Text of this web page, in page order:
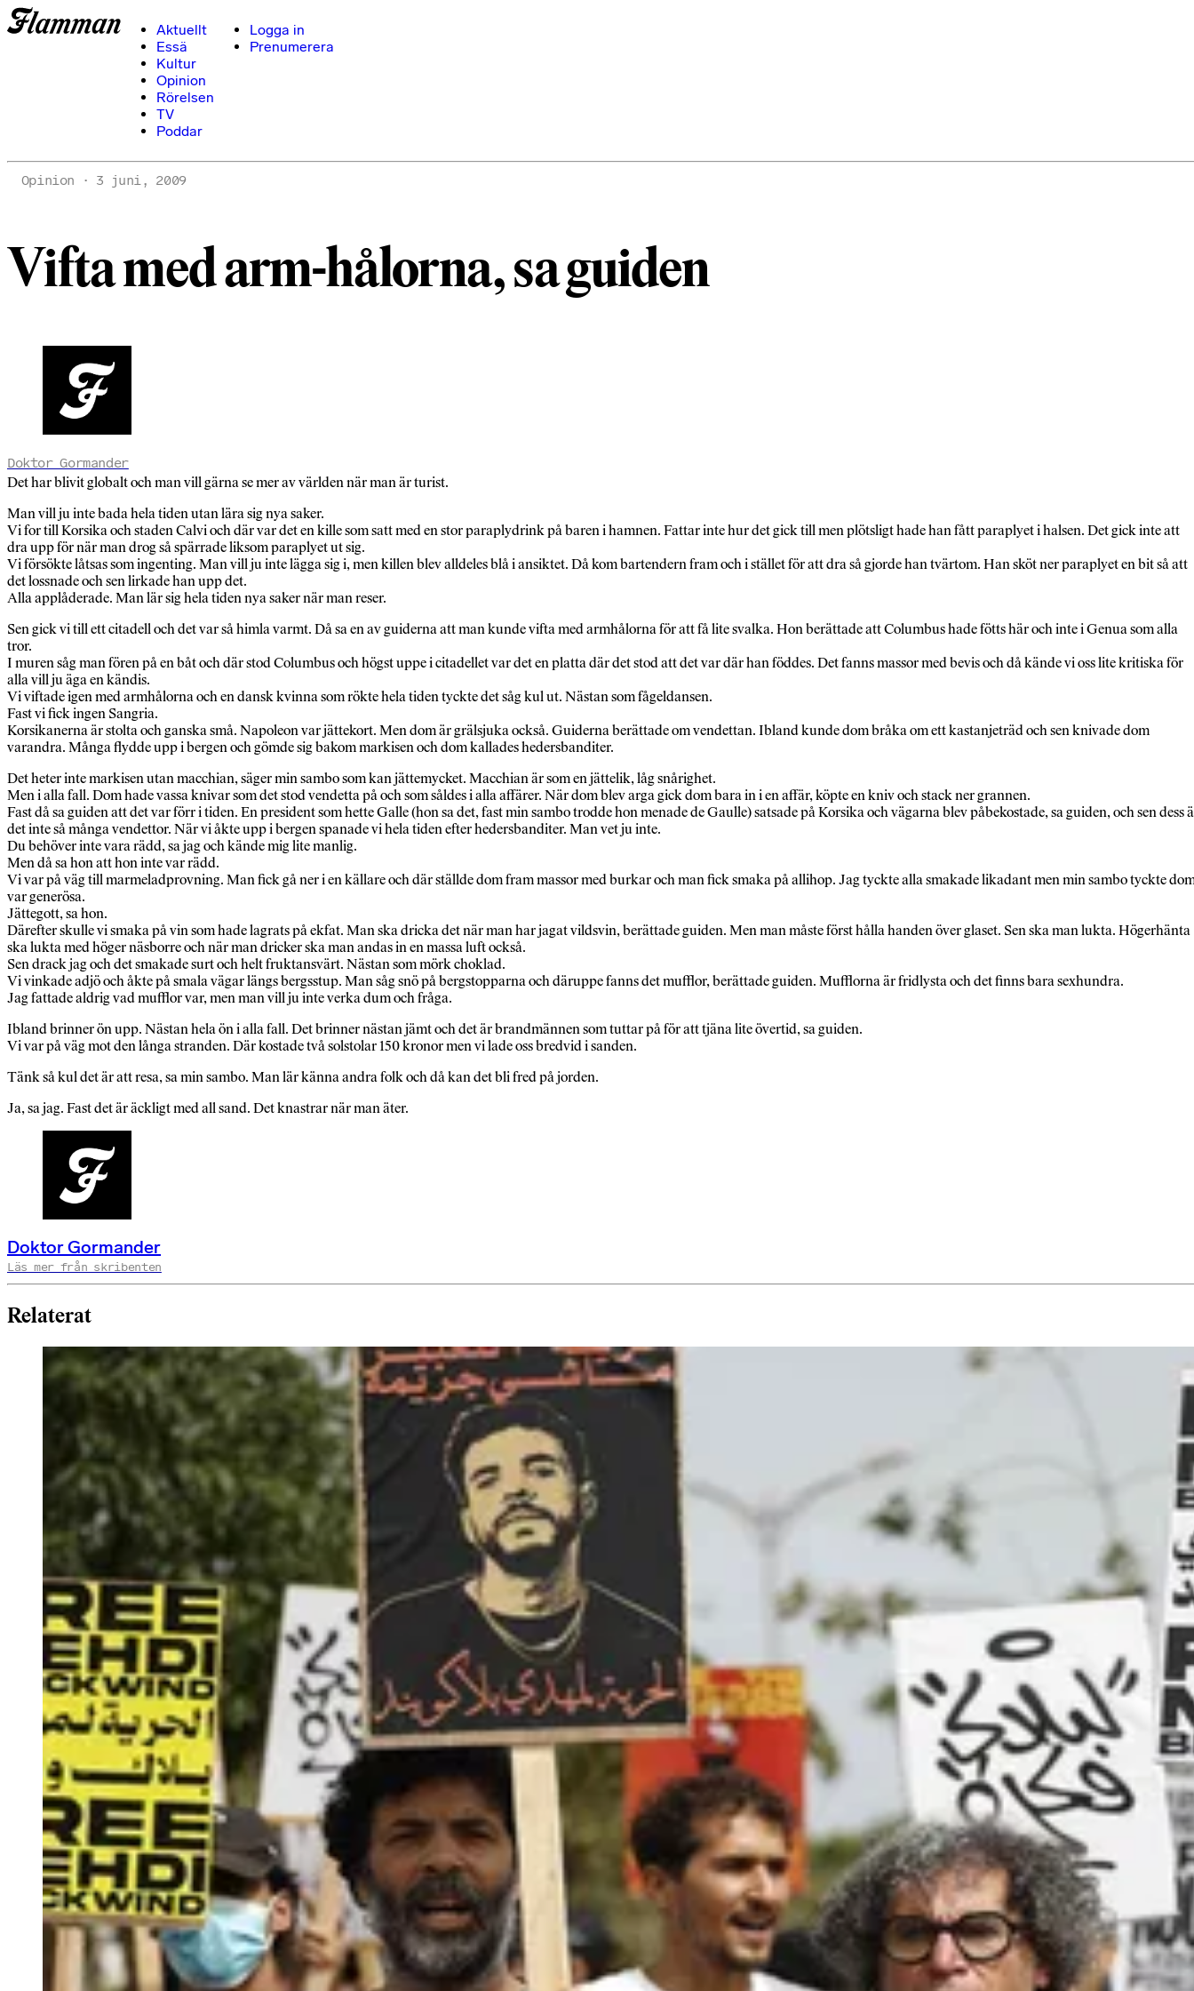
Aktuellt
Essä
Kultur
Opinion
Rörelsen
TV
Poddar
Logga in
Prenumerera
Opinion 3 juni, 2009
Vifta med arm-hålorna, sa guiden
Doktor Gormander
Det har blivit globalt och man vill gärna se mer av världen när man är turist.
Man vill ju inte bada hela tiden utan lära sig nya saker.
Vi for till Korsika och staden Calvi och där var det en kille som satt med en stor paraplydrink på baren i hamnen. Fattar inte hur det gick till men plötsligt hade han fått paraplyet i halsen. Det gick inte att
dra upp för när man drog så spärrade liksom paraplyet ut sig.
Vi försökte låtsas som ingenting. Man vill ju inte lägga sig i, men killen blev alldeles blå i ansiktet. Då kom bartendern fram och i stället för att dra så gjorde han tvärtom. Han sköt ner paraplyet en bit så att
det lossnade och sen lirkade han upp det.
Alla applåderade. Man lär sig hela tiden nya saker när man reser.
Sen gick vi till ett citadell och det var så himla varmt. Då sa en av guiderna att man kunde vifta med armhålorna för att få lite svalka. Hon berättade att Columbus hade fötts här och inte i Genua som alla
tror.
I muren såg man fören på en båt och där stod Columbus och högst uppe i citadellet var det en platta där det stod att det var där han föddes. Det fanns massor med bevis och då kände vi oss lite kritiska för
alla vill ju äga en kändis.
Vi viftade igen med armhålorna och en dansk kvinna som rökte hela tiden tyckte det såg kul ut. Nästan som fågeldansen.
Fast vi fick ingen Sangria.
Korsikanerna är stolta och ganska små. Napoleon var jättekort. Men dom är grälsjuka också. Guiderna berättade om vendettan. Ibland kunde dom bråka om ett kastanjeträd och sen knivade dom
varandra. Många flydde upp i bergen och gömde sig bakom markisen och dom kallades hedersbanditer.
Det heter inte markisen utan macchian, säger min sambo som kan jättemycket. Macchian är som en jättelik, låg snårighet.
Men i alla fall. Dom hade vassa knivar som det stod vendetta på och som såldes i alla affärer. När dom blev arga gick dom bara in i en affär, köpte en kniv och stack ner grannen.
Fast då sa guiden att det var förr i tiden. En president som hette Galle (hon sa det, fast min sambo trodde hon menade de Gaulle) satsade på Korsika och vägarna blev påbekostade, sa guiden, och sen dess
det inte så många vendettor. När vi åkte upp i bergen spanade vi hela tiden efter hedersbanditer. Man vet ju inte.
Du behöver inte vara rädd, sa jag och kände mig lite manlig.
Men då sa hon att hon inte var rädd.
Vi var på väg till marmeladprovning. Man fick gå ner i en källare och där ställde dom fram massor med burkar och man fick smaka på allihop. Jag tyckte alla smakade likadant men min sambo tyckte
var generösa.
Jättegott, sa hon.
Därefter skulle vi smaka på vin som hade lagrats på ekfat. Man ska dricka det när man har jagat vildsvin, berättade guiden. Men man måste först hålla handen över glaset. Sen ska man lukta. Högerhänta
ska lukta med höger näsborre och när man dricker ska man andas in en massa luft också.
Sen drack jag och det smakade surt och helt fruktansvärt. Nästan som mörk choklad.
Vi vinkade adjö och åkte på smala vägar längs bergsstup. Man såg snö på bergstopparna och däruppe fanns det mufflor, berättade guiden. Mufflorna är fridlysta och det finns bara sexhundra.
Jag fattade aldrig vad mufflor var, men man vill ju inte verka dum och fråga.
Ibland brinner ön upp. Nästan hela ön i alla fall. Det brinner nästan jämt och det är brandmännen som tuttar på för att tjäna lite övertid, sa guiden.
Vi var på väg mot den långa stranden. Där kostade två solstolar 150 kronor men vi lade oss bredvid i sanden.
Tänk så kul det är att resa, sa min sambo. Man lär känna andra folk och då kan det bli fred på jorden.
Ja, sa jag. Fast det är äckligt med all sand. Det knastrar när man äter.
Doktor Gormander
Läs mer från skribenten
Relaterat